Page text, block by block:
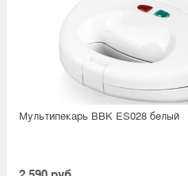
Мультипекарь BBK ES028 белый